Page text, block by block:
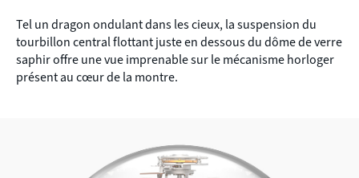
Tel un dragon ondulant dans les cieux, la suspension du
tourbillon central flottant juste en dessous du dôme de verre
saphir offre une vue imprenable sur le mécanisme horloger
présent au cœur de la montre.